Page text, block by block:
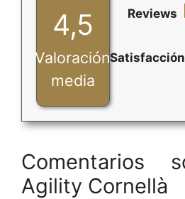
4,5
Valoración
media
Reviews
Satisfacción
Comentarios
Agility Cornellà